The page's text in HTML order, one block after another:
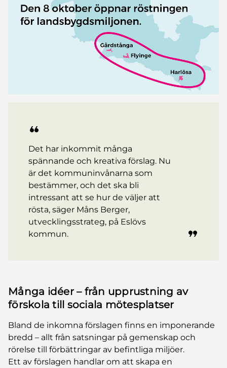
Det har inkommit många
spännande och kreativa förslag. Nu
är det kommuninvånarna som
bestämmer, och det ska bli
intressant att se hur de väljer att
rösta, säger Måns Berger,
utvecklingsstrateg, på Eslövs
kommun.
Många idéer – från upprustning av
förskola till sociala mötesplatser
Bland de inkomna förslagen finns en imponerande
bredd – allt från satsningar på gemenskap och
rörelse till förbättringar av befintliga miljöer.
Ett av förslagen handlar om att skapa en